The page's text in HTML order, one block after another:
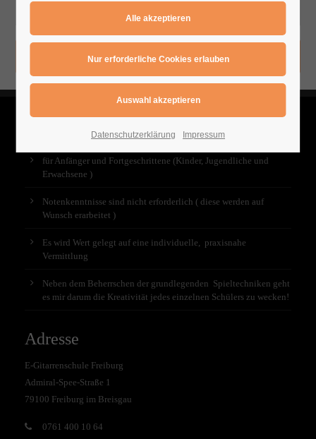
Anmelden
Unterricht
für Anfänger und Fortgeschrittene (Kinder, Jugendliche und
Erwachsene )
Notenkenntnisse sind nicht erforderlich ( diese werden auf
Wunsch erarbeitet )
Es wird Wert gelegt auf eine individuelle, praxisnahe
Vermittlung
Neben dem Beherrschen der grundlegenden Spieltechniken geht
es mir darum die Kreativität jedes einzelnen Schülers zu wecken!
Adresse
E-Gitarrenschule Freiburg
Admiral-Spee-Straße 1
79100 Freiburg im Breisgau
0761 400 10 64
Datenschutzerklärung Impressum